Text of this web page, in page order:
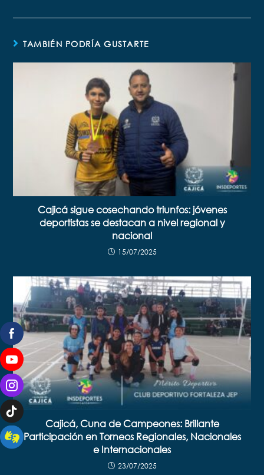
TAMBIÉN PODRÍA GUSTARTE
Cajicá sigue cosechando triunfos: jóvenes
deportistas se destacan a nivel regional y
nacional
15/07/2025
Cajicá, Cuna de Campeones: Brillante
Participación en Torneos Regionales, Nacionales
e Internacionales
23/07/2025